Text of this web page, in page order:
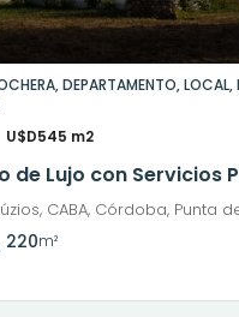
DEPARTAMENTO, LOCAL,
U$D545 m2
de Lujo con Servicios
220m²